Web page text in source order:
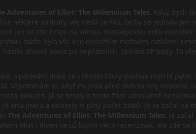
Adventures of Elliot: The Millennium Tales . Když bych
některé atributy, ale nedá se říct, že by se jednalo jen
jen se zde hraje na silnou, nostalgickou notu
takže bylo vše v co nejnižším možném rozlišení s
ohnivé koule po nepřátelích, sbíráte XP body. To
v poslední době se s těmito tituly doslova roztrhl
si, když mi Jirka před dvěma lety neposlal
okouzlit. Já se tehdy o tento žánr absolutně
onu jiskru a odnesly si plný počet bodů. Já se začal na
The Adventures of Elliot: The Millennium Tales . Já
Mist i Riven se už bojím něco recenzovat, ale zde se